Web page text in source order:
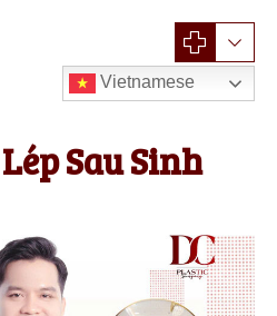
Vietnamese
Sau Sinh